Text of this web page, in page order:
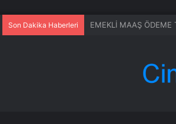
Son Dakika Haberleri Çocukların en sevdiği